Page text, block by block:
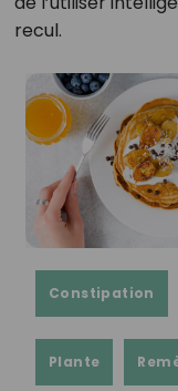
recul.
Constipation
Plante